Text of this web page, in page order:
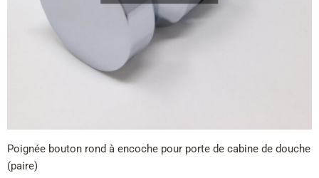
Poignée bouton rond à encoche pour porte de cabine de douche
(paire)